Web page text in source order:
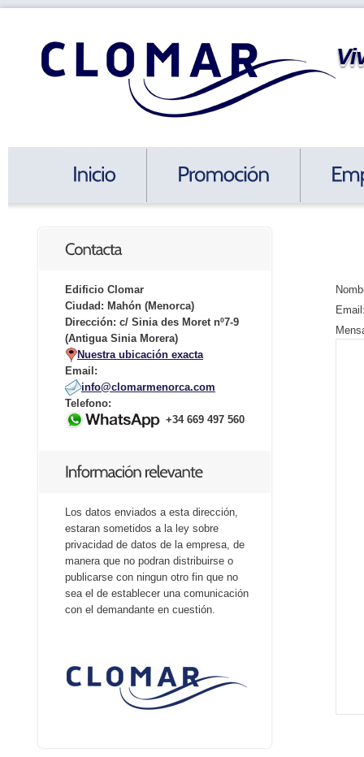
Edificio Clomar
Ciudad: Mahón (Menorca)
Dirección: c/ Sinia des Moret nº7-9
(Antigua Sinia Morera)
Nuestra ubicación exacta
Email:
info@clomarmenorca.com
Telefono:
+34 669 497 560
Los datos enviados a esta dirección,
estaran sometidos a la ley sobre
privacidad de datos de la empresa, de
manera que no podran distribuirse o
publicarse con ningun otro fin que no
sea el de establecer una comunicación
con el demandante en cuestión.